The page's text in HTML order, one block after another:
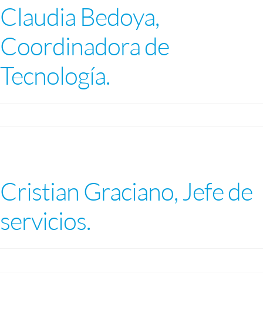
Claudia Bedoya,
Coordinadora de
Tecnología.
Cristian Graciano, Jefe de
servicios.